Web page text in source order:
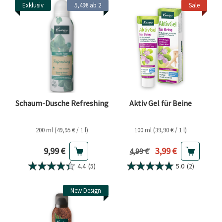
5,49€ ab 2
Exklusiv
Schaum-Dusche Refreshing
200 ml (49,95 € / 1 l)
Aktueller Preis
9,99 €
4.4 (5)
Sale
Aktiv Gel für Beine
100 ml (39,90 € / 1 l)
Vorheriger Preis
4,99 € Aktueller Preis
3,99 €
5.0 (2)
New Design